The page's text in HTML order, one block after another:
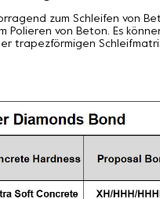
zum Schleifen von
von Beton. Es
trapezförmigen